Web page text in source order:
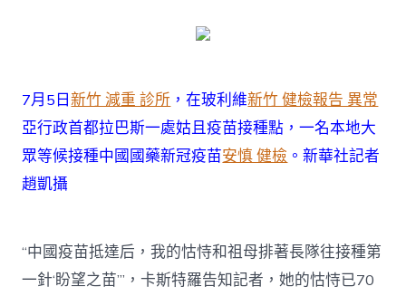
7月5日新竹 減重 診所 ，在玻利維新竹 健檢報告 異常
亞行政首都拉巴斯一處姑且疫苗接種點，一名本地大
眾等候接種中國國藥新冠疫苗安慎 健檢 。新華社記者
趙凱攝
“中國疫苗抵達后，我的怙恃和祖母排著長隊往接種第
一針‘盼望之苗’”，卡斯特羅告知記者，她的怙恃已70